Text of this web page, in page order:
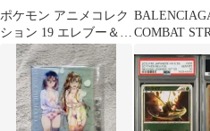
ポケモン アニメコレク
ション 19 エレブー＆ス
トライク
COMBAT